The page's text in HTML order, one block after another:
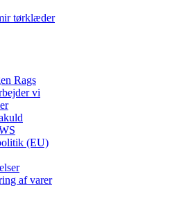
tørklæder
Rags
vi
(EU)
af varer